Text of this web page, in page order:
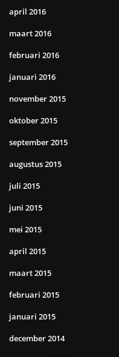
april 2016
maart 2016
februari 2016
januari 2016
november 2015
oktober 2015
september 2015
augustus 2015
juli 2015
juni 2015
mei 2015
april 2015
maart 2015
februari 2015
januari 2015
december 2014